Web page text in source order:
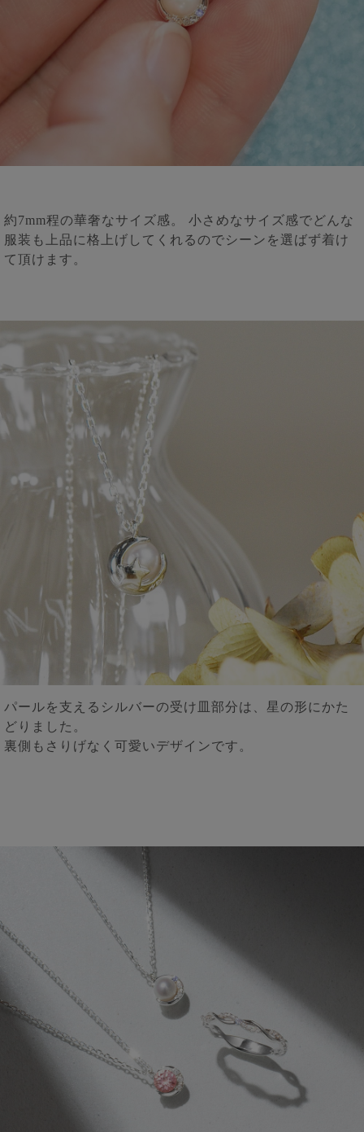
約7mm程の華奢なサイズ感。 小さめなサイズ感でどんな
服装も上品に格上げしてくれるのでシーンを選ばず着け
て頂けます。
パールを支えるシルバーの受け皿部分は、星の形にかた
どりました。
裏側もさりげなく可愛いデザインです。